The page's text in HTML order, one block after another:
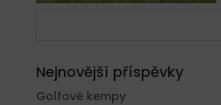
Nejnovější příspěvky
Golfové kempy